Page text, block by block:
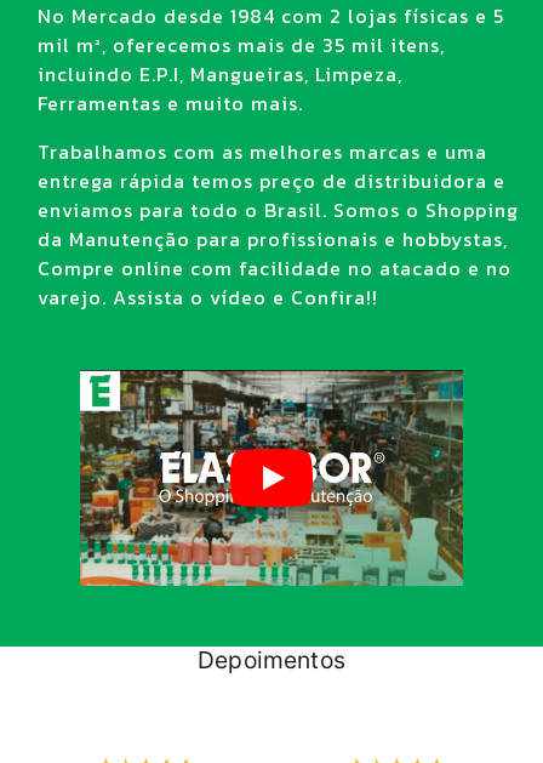
No Mercado desde 1984 com 2 lojas físicas e 5
mil m², oferecemos mais de 35 mil itens,
incluindo E.P.I, Mangueiras, Limpeza,
Ferramentas e muito mais.
Trabalhamos com as melhores marcas e uma
entrega rápida temos preço de distribuidora e
enviamos para todo o Brasil. Somos o Shopping
da Manutenção para profissionais e hobbystas,
Compre online com facilidade no atacado e no
varejo. Assista o vídeo e Confira!!
Depoimentos